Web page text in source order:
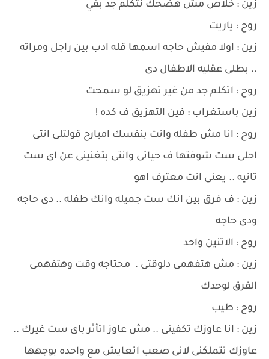
زين : خلاص مش هضحك نتكلم جد بقي
روح : ياريت
زين : اولا مفيش حاجه اسمها قله ادب بين راجل ومراته
.. بطلى عقليه الاطفال دى
روح : اتكلم جد من غير تهزيق لو سمحت
زين باستغراب : فين التهزيق ف كده !
روح : انا مش طفله وانت بنفسك امبارح قولتلى انتى
احلى ست شوفتها ف حياتى وانتى بتغنينى عن اى ست
تانيه .. يعنى انت معترف اهو
زين : ف فرق بين انك ست جميله وانك طفله .. دى حاجه
ودى حاجه
روح : الاتنين واحد
زين : مش هتفهمى دلوقتى . محتاجه وقت وهتفهمى
الفرق لوحدك
روح : طيب
زين : انا عاوزك تكفينى .. مش عاوز اتأثر باى ست غيرك ..
عاوزك تتملكنى لانى صعب اتعايش مع واحده بوجهها